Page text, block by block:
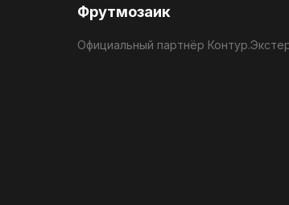
Фрутмозаик
Официальный партнёр